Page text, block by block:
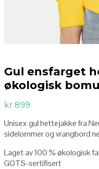
Gul ensfarget
økologisk
kr 899
Unisex gul hettejakke fra
sidelommer og vrangbord
Laget av 100 % økologisk
GOTS-sertifisert